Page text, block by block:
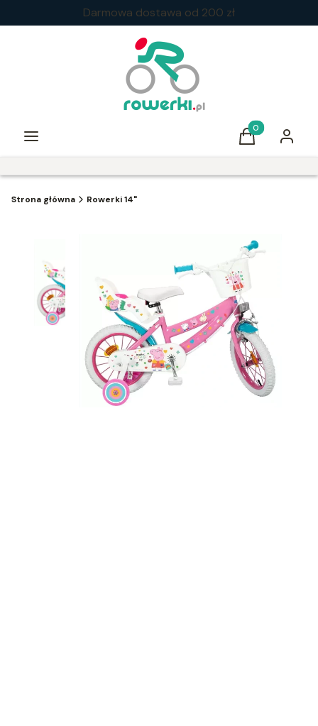
Darmowa dostawa od 200 zł
Menu Produkty w
Koszyk Zaloguj
Strona główna Rowerki 14"